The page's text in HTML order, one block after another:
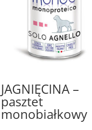
JAGNIĘCINA –
pasztet
monobiałkowy